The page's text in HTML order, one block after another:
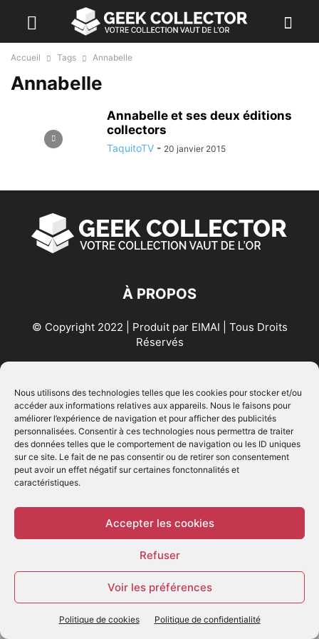
Nous utilisons des technologies telles que les cookies pour stocker et/ou
accéder aux informations relatives aux appareils. Nous le faisons pour
améliorer l’expérience de navigation et pour afficher des publicités
personnalisées. Consentir à ces technologies nous permettra de traiter
des données telles que le comportement de navigation ou les ID uniques
sur ce site. Le fait de ne pas consentir ou de retirer son consentement
peut avoir un effet négatif sur certaines fonctonnalités et
caractéristiques.
Accepter les cookies
Refuser
Voir les préférences
Politique de cookies Politique de confidentialité
Accueil Tags Annabelle
Annabelle
Annabelle et ses deux éditions
collectors
TaquitoTV - 20 janvier 2015
À PROPOS
© Copyright 2022 | Produit par EIMAI | Tous Droits
Réservés
SUIVEZ NOUS